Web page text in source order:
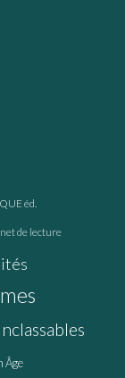
éd.
de lecture
Inclassables
Âge